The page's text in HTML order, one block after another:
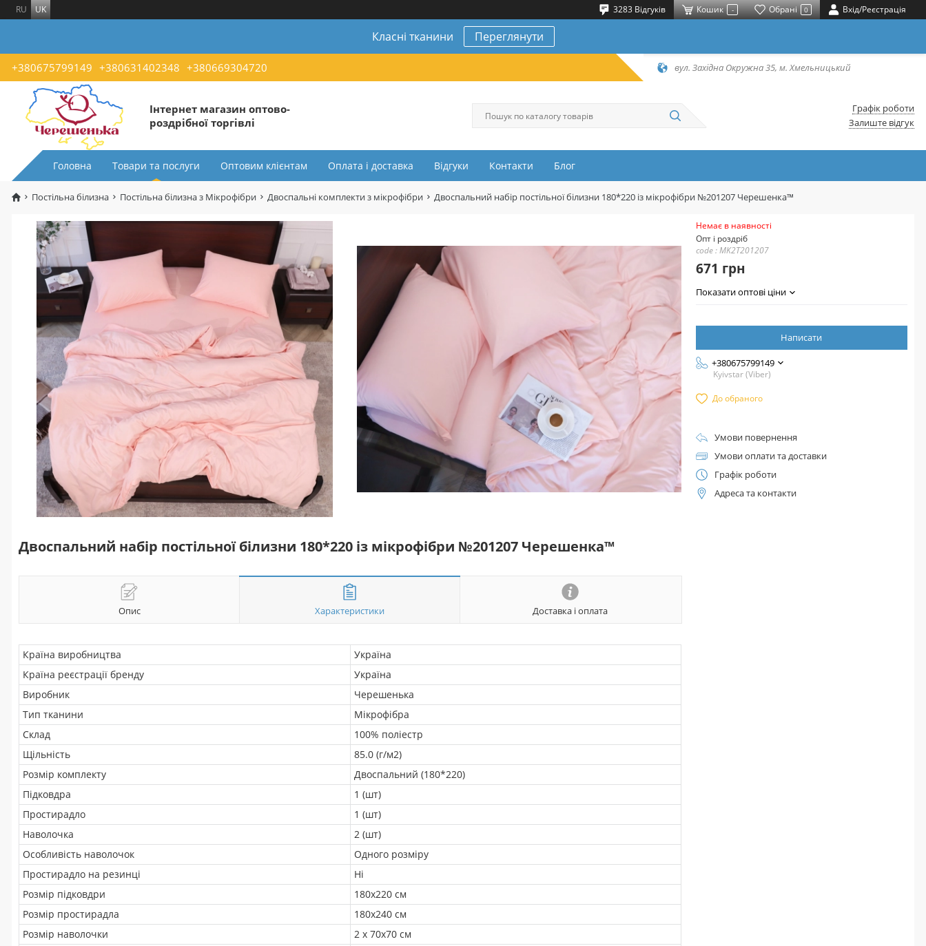
RU UK 3283 Відгуків Кошик - Обрані 0 Вхід/Реєстрація
Класні тканини Переглянути
+380675799149 +380631402348 +380669304720 вул. Західна Окружна 35, м. Хмельницький
Інтернет магазин оптово-
роздрібної торгівлі
Графік роботи
Залиште відгук
Головна Товари та послуги Оптовим клієнтам Оплата і доставка Відгуки Контакти Блог
Постільна білизна Постільна білизна з Мікрофібри Двоспальні комплекти з мікрофібри Двоспальний набір постільної білизни 180*220 із мікрофібри №201207 Черешенка™
Двоспальний набір постільної білизни 180*220 із мікрофібри №201207 Черешенка™
Опис Характеристики Доставка і оплата
Країна виробництва
Україна
Країна реєстрації бренду
Україна
Виробник
Черешенька
Тип тканини
Мікрофібра
Склад
100% поліестр
Щільність
85.0 (г/м2)
Розмір комплекту
Двоспальний (180*220)
Підковдра
1 (шт)
Простирадло
1 (шт)
Наволочка
2 (шт)
Особливість наволочок
Одного розміру
Простирадло на резинці
Ні
Розмір підковдри
180х220 см
Розмір простирадла
180x240 см
Розмір наволочки
2 х 70х70 см
Немає в наявності
Опт і роздріб
code : MK2T201207
671 грн
Показати оптові ціни
Написати
+380675799149
Kyivstar (Viber)
До обраного
Умови повернення
Умови оплати та доставки
Графік роботи
Адреса та контакти